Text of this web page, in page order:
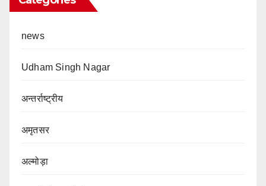
news
Udham Singh Nagar
अन्तर्राष्ट्रीय
अमृतसर
अल्मोड़ा